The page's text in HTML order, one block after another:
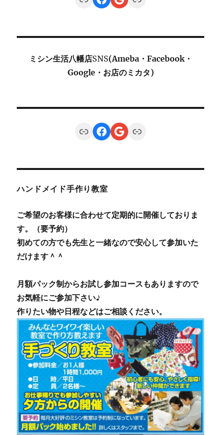
ミシン生活八幡店SNS(Ameba・Facebook・
Google・お店のミカタ)
LinkFacebook
Google
Link
ハンドメイド手作り教室
ご希望のお客様に合わせて定期的に開催しておりま
す。（要予約）
初めての方でも先生と一緒なので安心して参加いた
だけます＾＾
月額パック制からお試し参加コースもありますので
お気軽にご参加下さい♪
作りたい物や日程などはご相談ください。